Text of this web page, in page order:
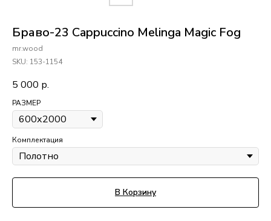
Браво-23 Cappuccino Melinga Magic Fog
mr.wood
SKU: 153-1154
5 000 р.
РАЗМЕР
Комплектация
В Корзину